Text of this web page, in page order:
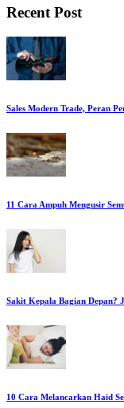
Recent Post
Sales Modern Trade, Peran
11 Cara Ampuh Mengusir
Sakit Kepala Bagian Depan?
10 Cara Melancarkan Haid